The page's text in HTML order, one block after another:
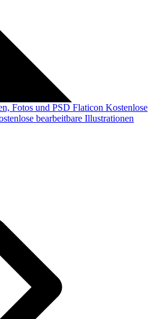
Fotos und PSD Flaticon Kostenlose
bearbeitbare Illustrationen